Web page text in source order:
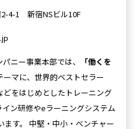
4-1 新宿NSビル10F
ニー事業本部では、
「働くを
ーマに、世界的ベストセラー
どをはじめとしたトレーニング
ン研修やeラーニングシステム
ます。 中堅・中小・ベンチャー